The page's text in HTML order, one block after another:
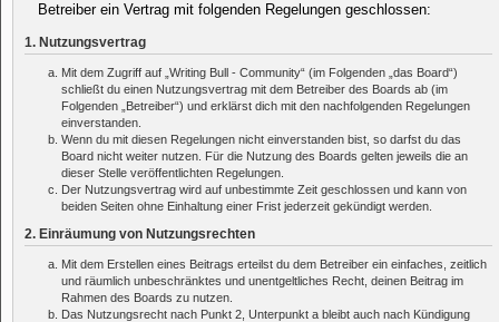
Betreiber ein Vertrag mit folgenden Regelungen geschlossen:
1. Nutzungsvertrag
Mit dem Zugriff auf „Writing Bull - Community“ (im Folgenden „das Board“)
schließt du einen Nutzungsvertrag mit dem Betreiber des Boards ab (im
Folgenden „Betreiber“) und erklärst dich mit den nachfolgenden Regelungen
einverstanden.
Wenn du mit diesen Regelungen nicht einverstanden bist, so darfst du das
Board nicht weiter nutzen. Für die Nutzung des Boards gelten jeweils die an
dieser Stelle veröffentlichten Regelungen.
Der Nutzungsvertrag wird auf unbestimmte Zeit geschlossen und kann von
beiden Seiten ohne Einhaltung einer Frist jederzeit gekündigt werden.
2. Einräumung von Nutzungsrechten
Mit dem Erstellen eines Beitrags erteilst du dem Betreiber ein einfaches, zeitlich
und räumlich unbeschränktes und unentgeltliches Recht, deinen Beitrag im
Rahmen des Boards zu nutzen.
Das Nutzungsrecht nach Punkt 2, Unterpunkt a bleibt auch nach Kündigung